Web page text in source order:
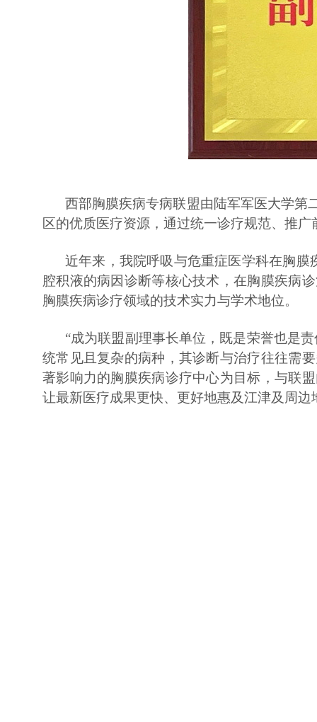
西部胸膜疾病专病联盟由陆军军医大学第
区的优质医疗资源，通过统一诊疗规范、推
近年来，我院呼吸与危重症医学科在胸
腔积液的病因诊断等核心技术，在胸膜疾病
胸膜疾病诊疗领域的技术实力与学术地位。
“成为联盟副理事长单位，既是荣誉也是
统常见且复杂的病种，其诊断与治疗往往需
著影响力的胸膜疾病诊疗中心为目标，与联
让最新医疗成果更快、更好地惠及江津及周边